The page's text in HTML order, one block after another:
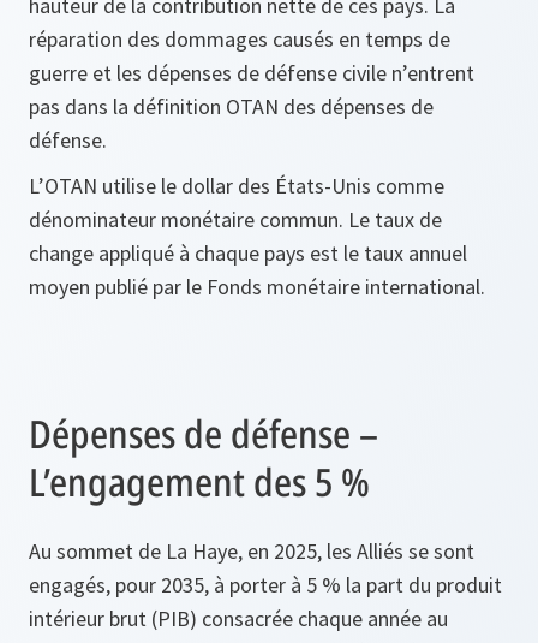
réparation des dommages causés en temps de
guerre et les dépenses de défense civile n’entrent
pas dans la définition OTAN des dépenses de
défense.
L’OTAN utilise le dollar des États-Unis comme
dénominateur monétaire commun. Le taux de
change appliqué à chaque pays est le taux annuel
moyen publié par le Fonds monétaire international.
Dépenses de défense –
L’engagement des 5 %
Au sommet de La Haye, en 2025, les Alliés se sont
engagés, pour 2035, à porter à 5 % la part du produit
intérieur brut (PIB) consacrée chaque année au